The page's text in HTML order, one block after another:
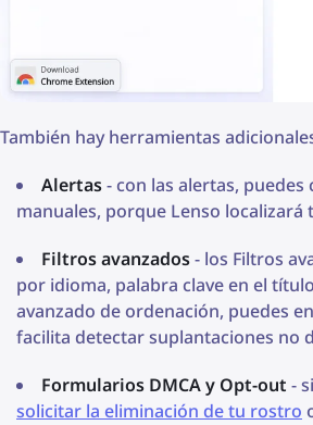
También hay herramientas
Alertas- con las alertas,
manuales, porque Lenso
Filtros avanzados- los Filtros
por idioma, palabra clave en el
avanzado de ordenación, puedes
facilita detectar suplantaciones no
Formularios DMCA y Opt-out -
solicitar la eliminación de tu rostro